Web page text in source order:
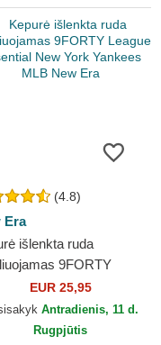
(4.8)
Era
išlenkta ruda
9FORTY
Essential New York
MLB New Era
EUR 25,95
Antradienis, 11 d.
Rugpjūtis